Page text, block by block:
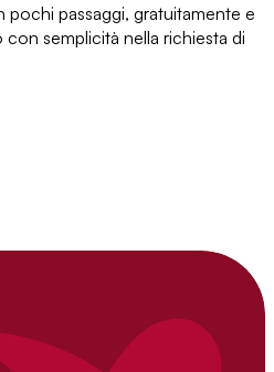
pochi passaggi, gratuitamente e
semplicità nella richiesta di